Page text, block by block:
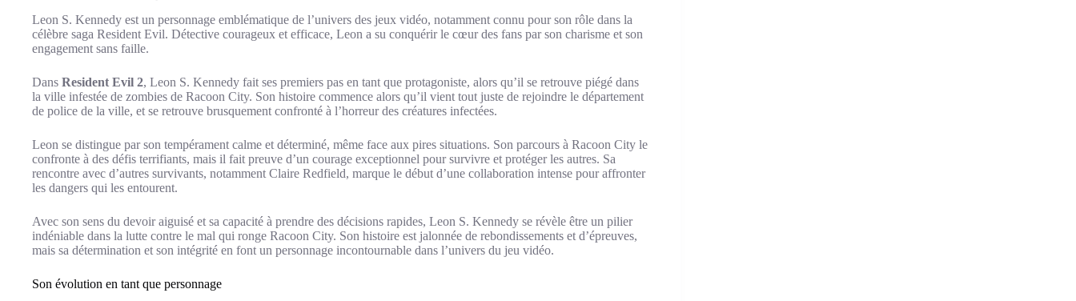
Leon S. Kennedy est un personnage emblématique de l’univers des jeux vidéo, notamment connu pour son rôle dans la
célèbre saga Resident Evil. Détective courageux et efficace, Leon a su conquérir le cœur des fans par son charisme et son
engagement sans faille.
Dans Resident Evil 2, Leon S. Kennedy fait ses premiers pas en tant que protagoniste, alors qu’il se retrouve piégé dans
la ville infestée de zombies de Racoon City. Son histoire commence alors qu’il vient tout juste de rejoindre le département
de police de la ville, et se retrouve brusquement confronté à l’horreur des créatures infectées.
Leon se distingue par son tempérament calme et déterminé, même face aux pires situations. Son parcours à Racoon City le
confronte à des défis terrifiants, mais il fait preuve d’un courage exceptionnel pour survivre et protéger les autres. Sa
rencontre avec d’autres survivants, notamment Claire Redfield, marque le début d’une collaboration intense pour affronter
les dangers qui les entourent.
Avec son sens du devoir aiguisé et sa capacité à prendre des décisions rapides, Leon S. Kennedy se révèle être un pilier
indéniable dans la lutte contre le mal qui ronge Racoon City. Son histoire est jalonnée de rebondissements et d’épreuves,
mais sa détermination et son intégrité en font un personnage incontournable dans l’univers du jeu vidéo.
Son évolution en tant que personnage